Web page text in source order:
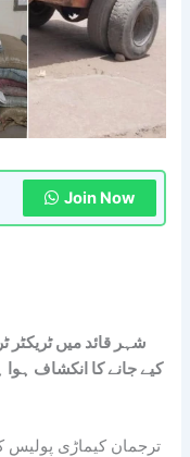
Join Now
شہر قائد میں ٹریکٹر
کیے جانے کا انکشاف
ترجمان کیماڑی پولیس